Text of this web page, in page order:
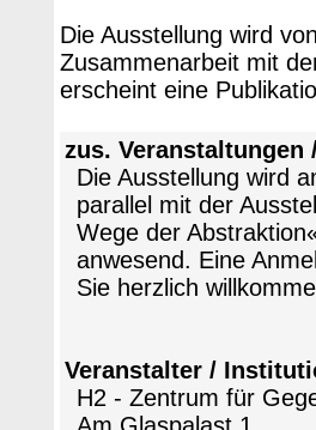
Die Ausstellung wird
Zusammenarbeit mit
erscheint eine
zus.
Die Ausstellung wird
parallel mit der
Wege der
anwesend. Eine
Sie herzlich
Veranstalter /
H2 - Zentrum für